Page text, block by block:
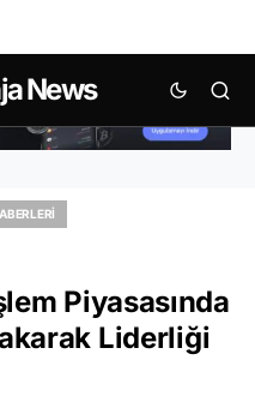
News
Piyasasında
Liderliği